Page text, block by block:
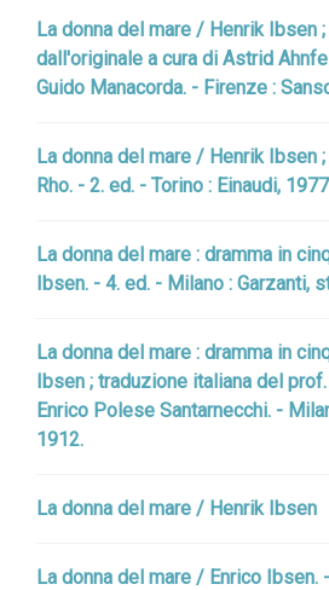
La donna del mare / Henrik Ibsen
dall'originale a cura di Astrid
Guido Manacorda. - Firenze :
La donna del mare / Henrik Ibsen
Rho. - 2. ed. - Torino : Einaudi,
La donna del mare : dramma in
Ibsen. - 4. ed. - Milano : Garzanti,
La donna del mare : dramma in
Ibsen ; traduzione italiana del
Enrico Polese Santarnecchi. -
1912.
La donna del mare / Henrik Ibsen
La donna del mare / Enrico Ibsen.